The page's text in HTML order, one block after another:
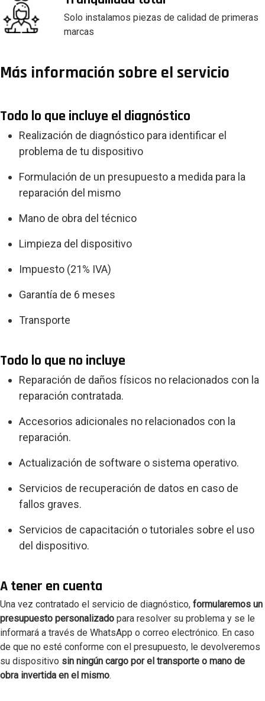
Solo instalamos piezas de calidad de primeras
marcas
Más información sobre el servicio
Todo lo que incluye el diagnóstico
Realización de diagnóstico para identificar el
problema de tu dispositivo
Formulación de un presupuesto a medida para la
reparación del mismo
Mano de obra del técnico
Limpieza del dispositivo
Impuesto (21% IVA)
Garantía de 6 meses
Transporte
Todo lo que no incluye
Reparación de daños físicos no relacionados con la
reparación contratada.
Accesorios adicionales no relacionados con la
reparación.
Actualización de software o sistema operativo.
Servicios de recuperación de datos en caso de
fallos graves.
Servicios de capacitación o tutoriales sobre el uso
del dispositivo.
A tener en cuenta
Una vez contratado el servicio de diagnóstico, formularemos un
presupuesto personalizado para resolver su problema y se le
informará a través de WhatsApp o correo electrónico. En caso
de que no esté conforme con el presupuesto, le devolveremos
su dispositivo sin ningún cargo por el transporte o mano de
obra invertida en el mismo.